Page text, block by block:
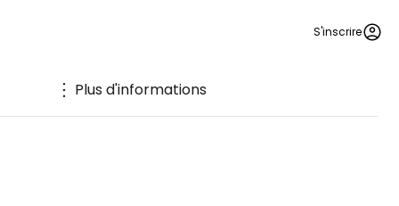
S'inscrire
Plus d'informations